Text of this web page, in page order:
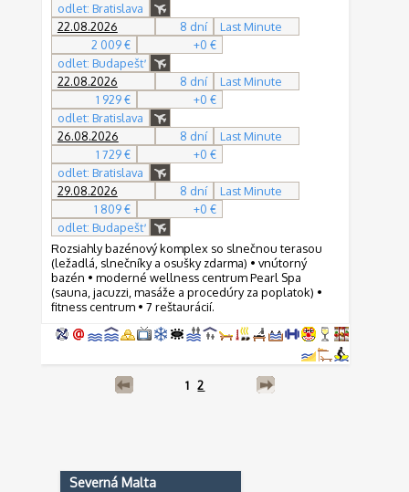
odlet: Bratislava
22.08.2026
8 dní
Last Minute
2 009 €
+0 €
odlet: Budapešť
22.08.2026
8 dní
Last Minute
1 929 €
+0 €
odlet: Bratislava
26.08.2026
8 dní
Last Minute
1 729 €
+0 €
odlet: Bratislava
29.08.2026
8 dní
Last Minute
1 809 €
+0 €
odlet: Budapešť
Rozsiahly bazénový komplex so slnečnou terasou
(ležadlá, slnečníky a osušky zdarma) • vnútorný
bazén • moderné wellness centrum Pearl Spa
(sauna, jacuzzi, masáže a procedúry za poplatok) •
fitness centrum • 7 reštaurácií.
1 2
Severná Malta